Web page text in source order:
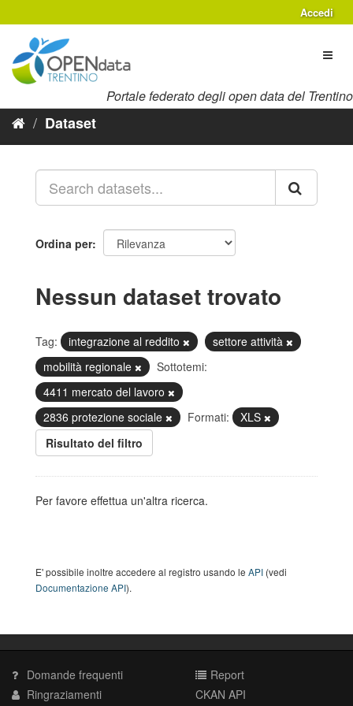
al
contenuto
Accedi
Portale federato degli open data del Trentino
Dataset
Ordina per
Nessun dataset trovato
Tag: integrazione al reddito
settore attività
mobilità regionale
Sottotemi:
4411 mercato del lavoro
2836 protezione sociale
Formati:
XLS
Risultato del filtro
Per favore effettua un'altra ricerca.
E' possibile inoltre accedere al registro usando le API (vedi
Documentazione API).
Domande frequenti
Ringraziamenti
Report
CKAN API